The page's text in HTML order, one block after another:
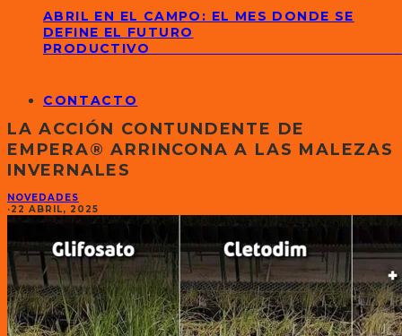
ABRIL EN EL CAMPO: EL MES DONDE SE
DEFINE EL FUTURO
PRODUCTIVO
CONTACTO
LA ACCIÓN CONTUNDENTE DE
EMPERA® ARRINCONA A LAS MALEZAS
INVERNALES
NOVEDADES
·22 ABRIL, 2025